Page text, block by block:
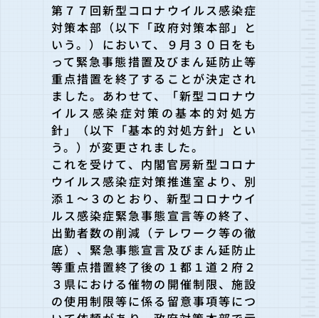
第７７回新型コロナウイルス感染症
対策本部（以下「政府対策本部」と
いう。）において、９月３０日をも
って緊急事態措置及びまん延防止等
重点措置を終了することが決定され
ました。あわせて、「新型コロナウ
イルス感染症対策の基本的対処方
針」（以下「基本的対処方針」とい
う。）が変更されました。
これを受けて、内閣官房新型コロナ
ウイルス感染症対策推進室より、別
添１～３のとおり、新型コロナウイ
ルス感染症緊急事態宣言等の終了、
出勤者数の削減（テレワーク等の徹
底）、緊急事態宣言及びまん延防止
等重点措置終了後の１都１道２府２
３県における催物の開催制限、施設
の使用制限等に係る留意事項等につ